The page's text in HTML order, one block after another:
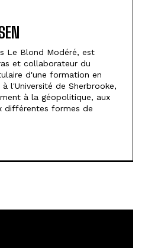
Le Blond Modéré, est
et collaborateur du
d'une formation en
l'Université de Sherbrooke,
à la géopolitique, aux
différentes formes de